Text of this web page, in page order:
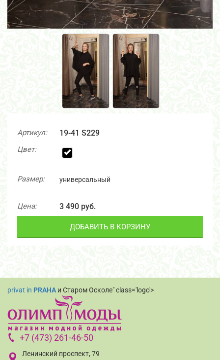
Артикул: 19-41 S229
Цвет:
Размер: универсальный
Цена: 3 490 руб.
ДОБАВИТЬ В КОРЗИНУ
privat in PRAHA и Старом Осколе" class='logo'>
+7 (473) 261-46-50
Ленинский проспект, 79